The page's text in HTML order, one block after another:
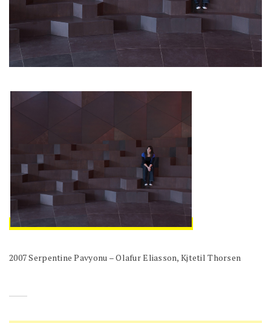
2007 Serpentine Pavyonu – Olafur Eliasson, Kjtetil Thorsen